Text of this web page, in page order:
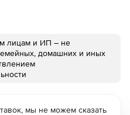
лицам и ИП – не
домашних и иных
мы не можем сказать